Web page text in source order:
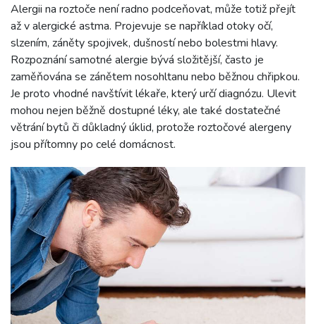
Alergii na roztoče není radno podceňovat, může totiž přejít
až v alergické astma. Projevuje se například otoky očí,
slzením, záněty spojivek, dušností nebo bolestmi hlavy.
Rozpoznání samotné alergie bývá složitější, často je
zaměňována se zánětem nosohltanu nebo běžnou chřipkou.
Je proto vhodné navštívit lékaře, který určí diagnózu. Ulevit
mohou nejen běžně dostupné léky, ale také dostatečné
větrání bytů či důkladný úklid, protože roztočové alergeny
jsou přítomny po celé domácnost.